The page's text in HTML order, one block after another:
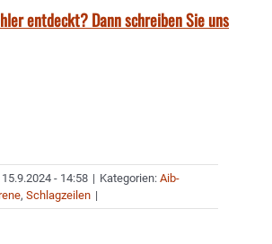
entdeckt? Dann schreiben Sie uns
15.9.2024 - 14:58 | Kategorien: Aib-
, Schlagzeilen |